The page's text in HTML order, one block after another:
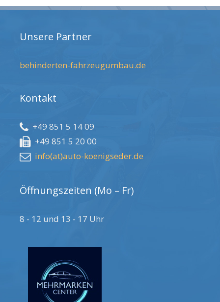
Unsere Partner
behinderten-fahrzeugumbau.de
Kontakt
+49 851 5 14 09
+49 851 5 20 00
info(at)auto-koenigseder.de
Öffnungszeiten (Mo – Fr)
8 - 12 und 13 - 17 Uhr